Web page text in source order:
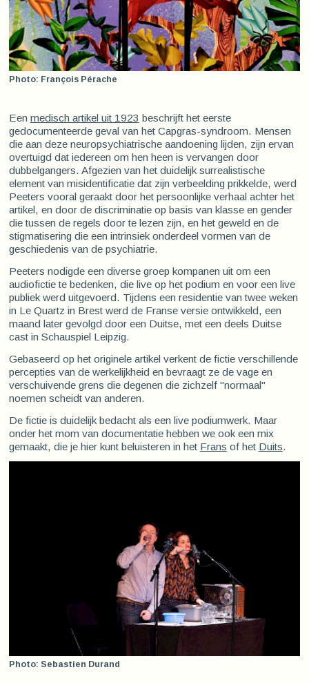
Photo: François Pérache
Een medisch artikel uit 1923 beschrijft het eerste
gedocumenteerde geval van het Capgras-syndroom. Mensen
die aan deze neuropsychiatrische aandoening lijden, zijn ervan
overtuigd dat iedereen om hen heen is vervangen door
dubbelgangers. Afgezien van het duidelijk surrealistische
element van misidentificatie dat zijn verbeelding prikkelde, werd
Peeters vooral geraakt door het persoonlijke verhaal achter het
artikel, en door de discriminatie op basis van klasse en gender
die tussen de regels door te lezen zijn, en het geweld en de
stigmatisering die een intrinsiek onderdeel vormen van de
geschiedenis van de psychiatrie.
Peeters nodigde een diverse groep kompanen uit om een
audiofictie te bedenken, die live op het podium en voor een live
publiek werd uitgevoerd. Tijdens een residentie van twee weken
in Le Quartz in Brest werd de Franse versie ontwikkeld, een
maand later gevolgd door een Duitse, met een deels Duitse
cast in Schauspiel Leipzig.
Gebaseerd op het originele artikel verkent de fictie verschillende
percepties van de werkelijkheid en bevraagt ze de vage en
verschuivende grens die degenen die zichzelf "normaal"
noemen scheidt van anderen.
De fictie is duidelijk bedacht als een live podiumwerk. Maar
onder het mom van documentatie hebben we ook een mix
gemaakt, die je hier kunt beluisteren in het Frans of het Duits.
Photo: Sebastien Durand